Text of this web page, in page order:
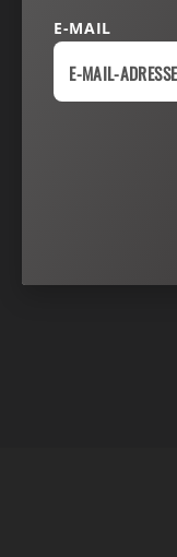
VERTRAG
E-MAIL